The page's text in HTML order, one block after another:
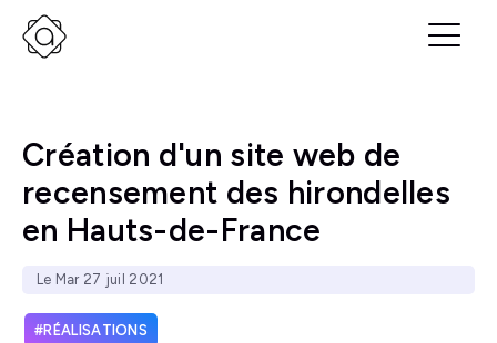
Création d'un site web de
recensement des hirondelles
en Hauts-de-France
Le Mar 27 juil 2021
RÉALISATIONS